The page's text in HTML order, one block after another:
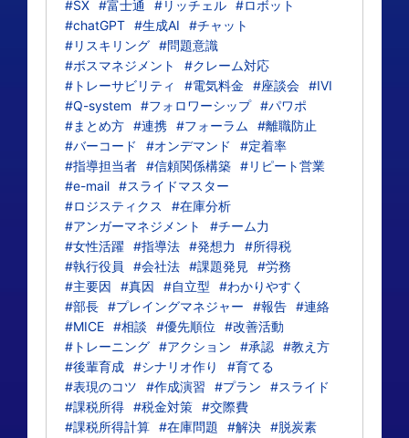
#SX #富士通 #リッチェル #ロボット
#chatGPT #生成AI
#チャット
#リスキリング #問題意識
#ボスマネジメント
#クレーム対応
#トレーサビリティ
#電気料金 #座談会 #IVI
#Q-system
#フォロワーシップ #パワポ
#まとめ方 #連携 #フォーラム
#離職防止
#バーコード
#オンデマンド
#定着率
#指導担当者 #信頼関係構築 #リピート営業
#e-mail #スライドマスター
#ロジスティクス
#在庫分析
#アンガーマネジメント
#チーム力
#女性活躍 #指導法 #発想力
#所得税
#執行役員
#会社法 #課題発見
#労務
#主要因
#真因 #自立型
#わかりやすく
#部長 #プレイングマネジャー #報告 #連絡
#MICE #相談 #優先順位
#改善活動
#トレーニング #アクション #承認 #教え方
#後輩育成 #シナリオ作り
#育てる
#表現のコツ
#作成演習 #プラン
#スライド
#課税所得 #税金対策 #交際費
#課税所得計算 #在庫問題 #解決 #脱炭素